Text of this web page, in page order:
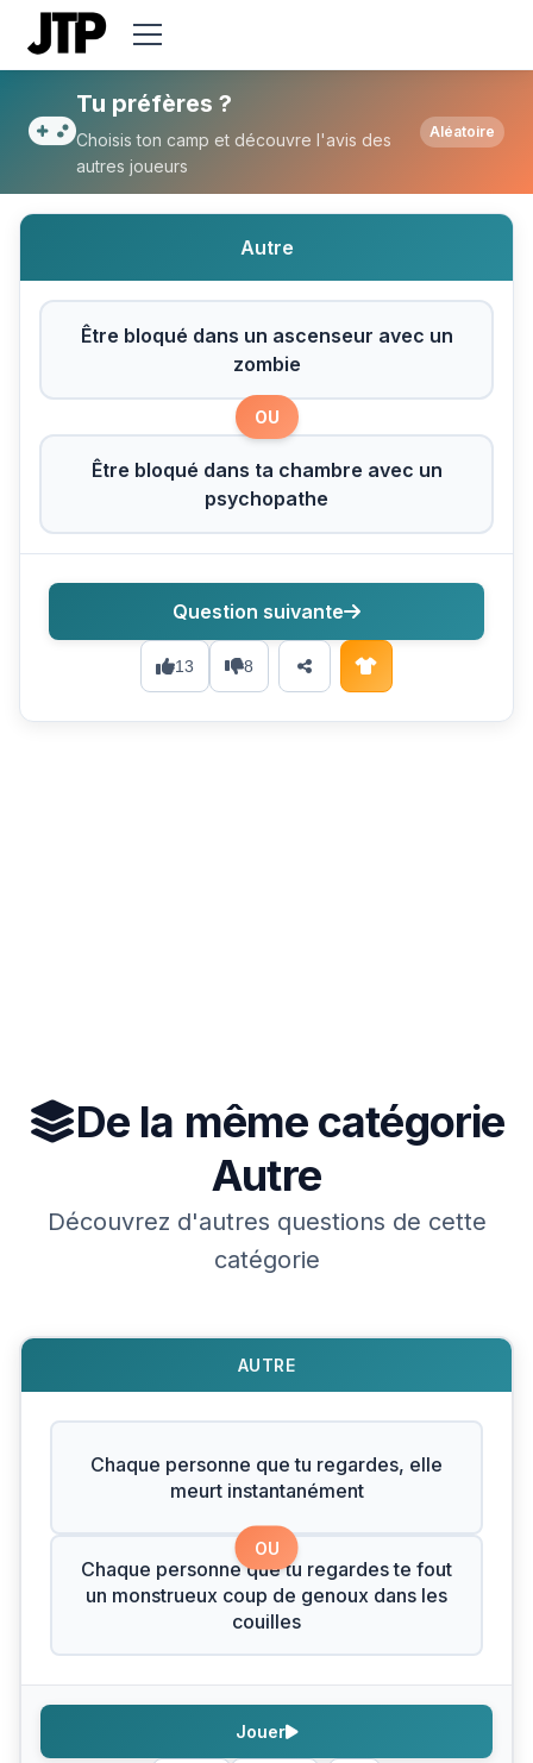
Tu préfères Être bloqué dans un
Tu préfères ?
Choisis ton camp et découvre l'avis des
autres joueurs
Aléatoire
Autre
Être bloqué dans un ascenseur avec un
zombie
OU
Être bloqué dans ta chambre avec un
psychopathe
13 8
Question suivante
De la même catégorie
Autre
Découvrez d'autres questions de cette
catégorie
AUTRE
Chaque personne que tu regardes, elle
meurt instantanément
OU
Chaque personne que tu regardes te fout
un monstrueux coup de genoux dans les
couilles
Jouer